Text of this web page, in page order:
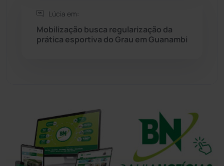
Lúcia em:
Mobilização busca regularização da
prática esportiva do Grau em Guanambi